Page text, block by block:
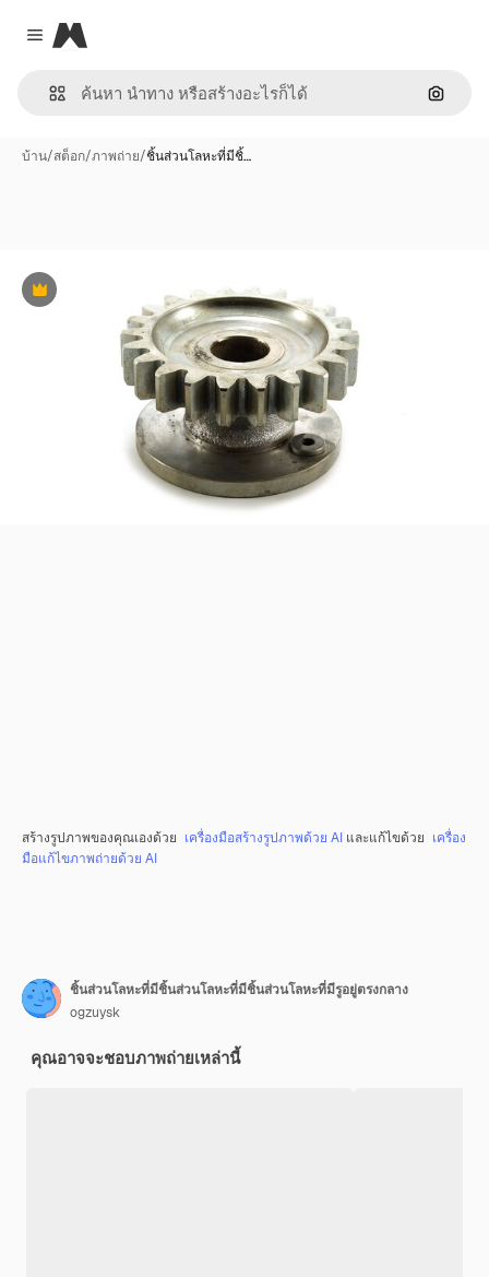
Close menu
Magnific
ค้นหา
บ้าน/สต็อก/ภาพถ่าย/ชิ้นส่วนโลหะที่มีชิ้…
พรีเมี่ยม
สร้างรูปภาพของคุณเองด้วย เครื่องมือสร้างรูปภาพด้วย AI และแก้ไขด้วย เครื่อง
มือแก้ไขภาพถ่ายด้วย AI
ชิ้นส่วนโลหะที่มีชิ้นส่วนโลหะที่มีชิ้นส่วนโลหะที่มีรูอยู่ตรงกลาง
ogzuysk
คุณอาจจะชอบภาพถ่ายเหล่านี้